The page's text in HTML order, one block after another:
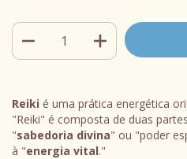
Reiki é uma prática energética
"Reiki" é composta de duas
"sabedoria divina" ou "poder
à "energia vital."